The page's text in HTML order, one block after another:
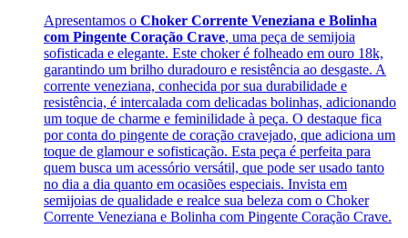
Apresentamos o Choker Corrente Veneziana e Bolinha
com Pingente Coração Crave, uma peça de semijoia
sofisticada e elegante. Este choker é folheado em ouro 18k,
garantindo um brilho duradouro e resistência ao desgaste. A
corrente veneziana, conhecida por sua durabilidade e
resistência, é intercalada com delicadas bolinhas, adicionando
um toque de charme e feminilidade à peça. O destaque fica
por conta do pingente de coração cravejado, que adiciona um
toque de glamour e sofisticação. Esta peça é perfeita para
quem busca um acessório versátil, que pode ser usado tanto
no dia a dia quanto em ocasiões especiais. Invista em
semijoias de qualidade e realce sua beleza com o Choker
Corrente Veneziana e Bolinha com Pingente Coração Crave.